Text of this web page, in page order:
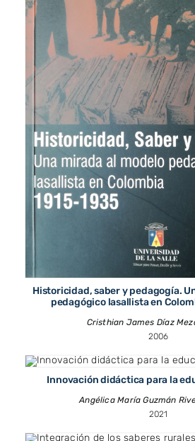
Historicidad, saber y pedagogía.
pedagógico lasallista en
Cristhian James Díaz
2006
Innovación didáctica para la
Angélica María Guzmán
2021